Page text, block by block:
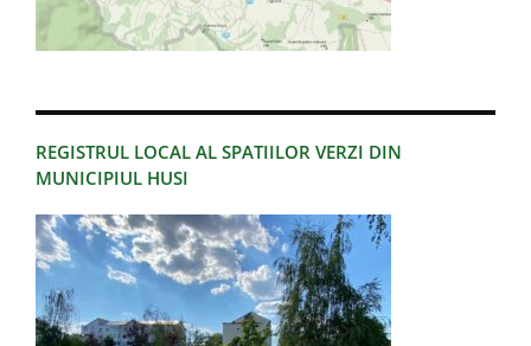
REGISTRUL LOCAL AL SPATIILOR VERZI DIN
MUNICIPIUL HUSI